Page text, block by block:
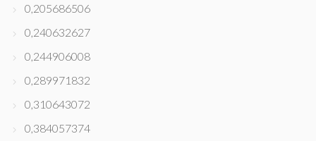
0,205686506
0,240632627
0,244906008
0,289971832
0,310643072
0,384057374